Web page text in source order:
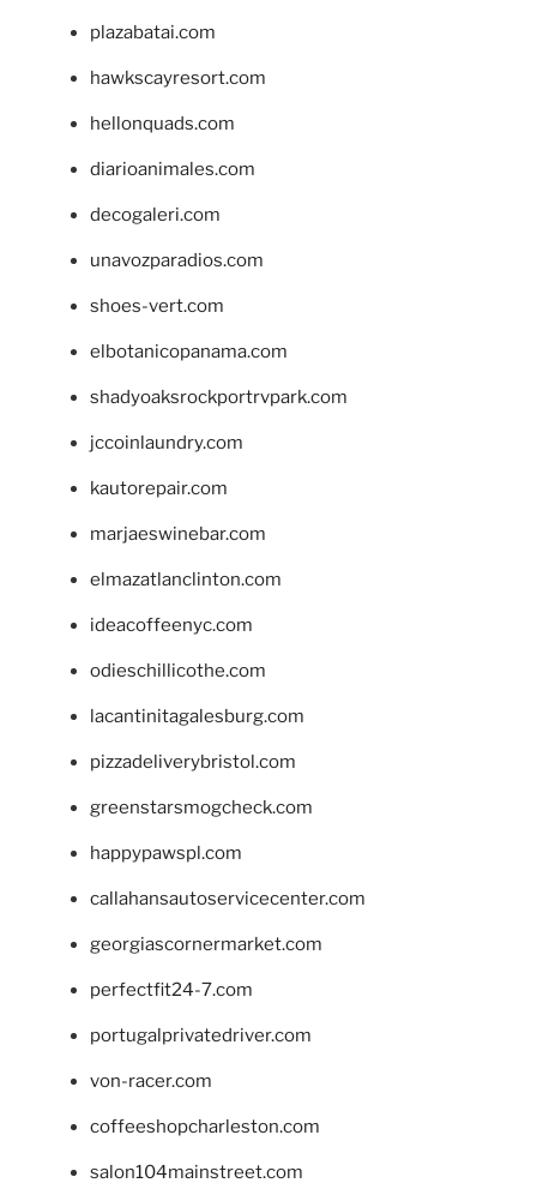
plazabatai.com
hawkscayresort.com
hellonquads.com
diarioanimales.com
decogaleri.com
unavozparadios.com
shoes-vert.com
elbotanicopanama.com
shadyoaksrockportrvpark.com
jccoinlaundry.com
kautorepair.com
marjaeswinebar.com
elmazatlanclinton.com
ideacoffeenyc.com
odieschillicothe.com
lacantinitagalesburg.com
pizzadeliverybristol.com
greenstarsmogcheck.com
happypawspl.com
callahansautoservicecenter.com
georgiascornermarket.com
perfectfit24-7.com
portugalprivatedriver.com
von-racer.com
coffeeshopcharleston.com
salon104mainstreet.com